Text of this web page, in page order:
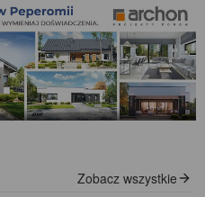
Zobacz wszystkie